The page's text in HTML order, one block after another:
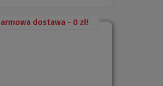
dostawa - 0 zł!